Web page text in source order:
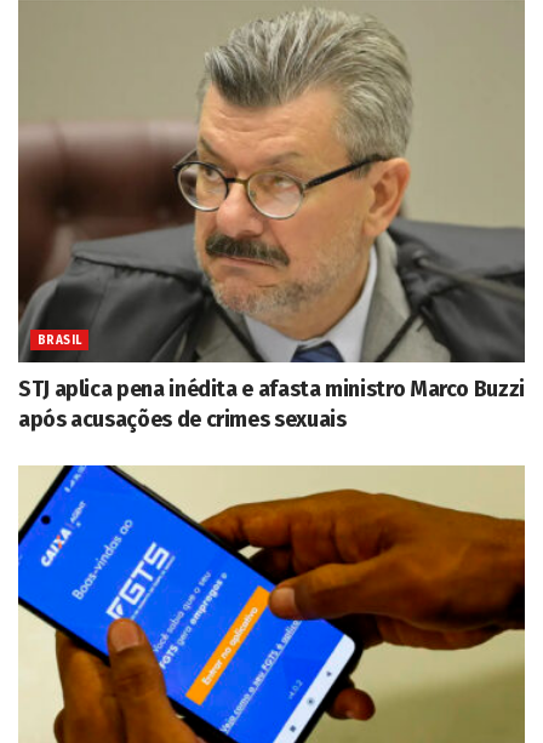
BRASIL
STJ aplica pena inédita e afasta ministro Marco Buzzi
após acusações de crimes sexuais